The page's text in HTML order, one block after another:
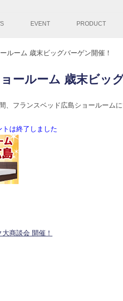
EVENT PRODUCT
ルーム 歳末ビッグバーゲン開催！
ールーム 歳末ビッ
、フランスベッド広島ショールーム
は終了しました
商談会 開催！